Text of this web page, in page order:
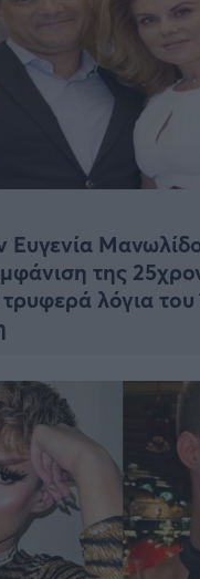
Ευγενία
της
τρυφερά λόγια